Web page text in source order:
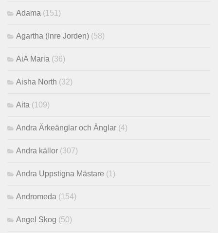
Adama (151)
Agartha (Inre Jorden) (58)
AiA Maria (36)
Aisha North (32)
Aita (109)
Andra Ärkeänglar och Änglar (4)
Andra källor (307)
Andra Uppstigna Mästare (1)
Andromeda (154)
Angel Skog (50)